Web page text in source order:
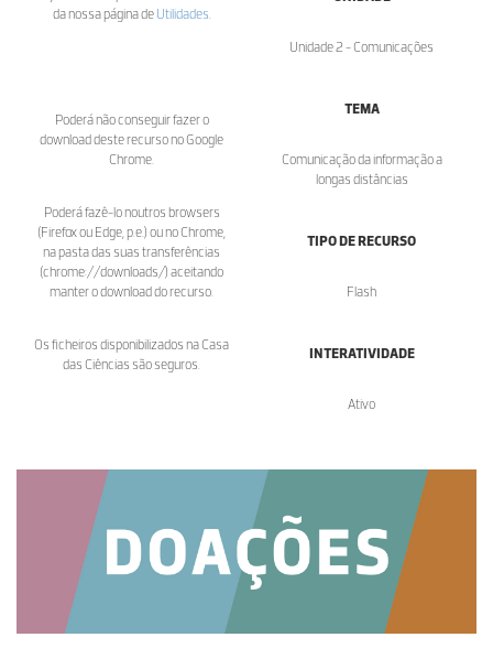
da nossa página de Utilidades
Poderá não conseguir fazer o
download deste recurso no Google
Chrome.
Poderá fazê-lo noutros browsers
(Firefox ou Edge, p.e.) ou no Chrome,
na pasta das suas transferências
(chrome://downloads/) aceitando
manter o download do recurso.
Os ficheiros disponibilizados na Casa
das Ciências são seguros.
Unidade 2 - Comunicações
TEMA
Comunicação da informação a
longas distâncias
TIPO DE RECURSO
Flash
INTERATIVIDADE
Ativo